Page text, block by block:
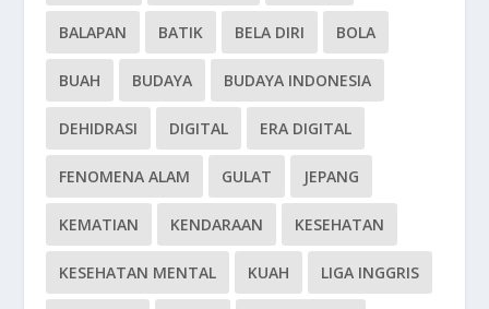
BALAPAN BATIK BELA DIRI BOLA
BUAH BUDAYA BUDAYA INDONESIA
DEHIDRASI DIGITAL ERA DIGITAL
FENOMENA ALAM GULAT JEPANG
KEMATIAN KENDARAAN KESEHATAN
KESEHATAN MENTAL KUAH LIGA INGGRIS